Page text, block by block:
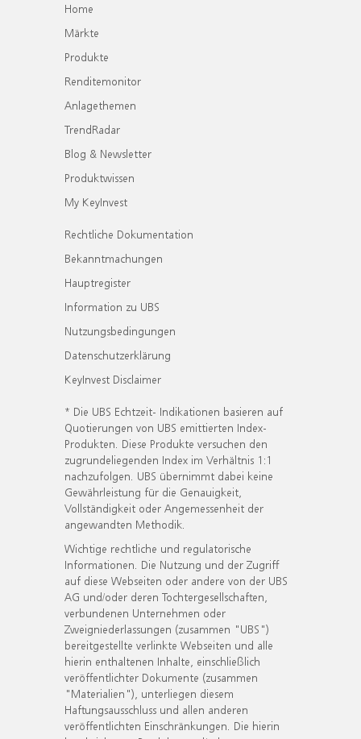
Home
Märkte
Produkte
Renditemonitor
Anlagethemen
TrendRadar
Blog & Newsletter
Produktwissen
My KeyInvest
Rechtliche Dokumentation
Bekanntmachungen
Hauptregister
Information zu UBS
Nutzungsbedingungen
Datenschutzerklärung
KeyInvest Disclaimer
* Die UBS Echtzeit- Indikationen basieren auf
Quotierungen von UBS emittierten Index-
Produkten. Diese Produkte versuchen den
zugrundeliegenden Index im Verhältnis 1:1
nachzufolgen. UBS übernimmt dabei keine
Gewährleistung für die Genauigkeit,
Vollständigkeit oder Angemessenheit der
angewandten Methodik.
Wichtige rechtliche und regulatorische
Informationen. Die Nutzung und der Zugriff
auf diese Webseiten oder andere von der UBS
AG und/oder deren Tochtergesellschaften,
verbundenen Unternehmen oder
Zweigniederlassungen (zusammen "UBS")
bereitgestellte verlinkte Webseiten und alle
hierin enthaltenen Inhalte, einschließlich
veröffentlichter Dokumente (zusammen
"Materialien"), unterliegen diesem
Haftungsausschluss und allen anderen
veröffentlichten Einschränkungen. Die hierin